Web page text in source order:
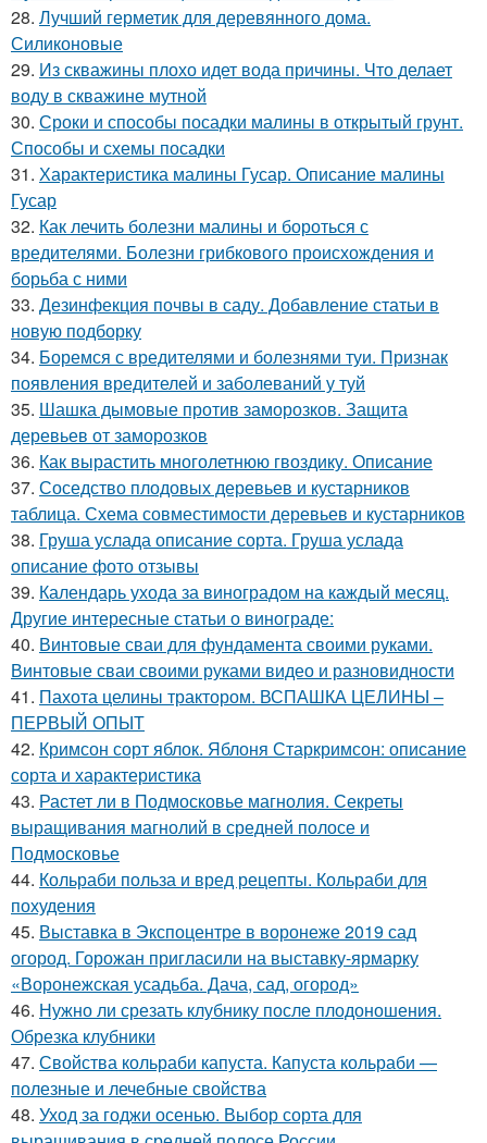
28. Лучший герметик для деревянного дома.
Силиконовые
29. Из скважины плохо идет вода причины. Что делает
воду в скважине мутной
30. Сроки и способы посадки малины в открытый грунт.
Способы и схемы посадки
31. Характеристика малины Гусар. Описание малины
Гусар
32. Как лечить болезни малины и бороться с
вредителями. Болезни грибкового происхождения и
борьба с ними
33. Дезинфекция почвы в саду. Добавление статьи в
новую подборку
34. Боремся с вредителями и болезнями туи. Признак
появления вредителей и заболеваний у туй
35. Шашка дымовые против заморозков. Защита
деревьев от заморозков
36. Как вырастить многолетнюю гвоздику. Описание
37. Соседство плодовых деревьев и кустарников
таблица. Схема совместимости деревьев и кустарников
38. Груша услада описание сорта. Груша услада
описание фото отзывы
39. Календарь ухода за виноградом на каждый месяц.
Другие интересные статьи о винограде:
40. Винтовые сваи для фундамента своими руками.
Винтовые сваи своими руками видео и разновидности
41. Пахота целины трактором. ВСПАШКА ЦЕЛИНЫ –
ПЕРВЫЙ ОПЫТ
42. Кримсон сорт яблок. Яблоня Старкримсон: описание
сорта и характеристика
43. Растет ли в Подмосковье магнолия. Секреты
выращивания магнолий в средней полосе и
Подмосковье
44. Кольраби польза и вред рецепты. Кольраби для
похудения
45. Выставка в Экспоцентре в воронеже 2019 сад
огород. Горожан пригласили на выставку-ярмарку
«Воронежская усадьба. Дача, сад, огород»
46. Нужно ли срезать клубнику после плодоношения.
Обрезка клубники
47. Свойства кольраби капуста. Капуста кольраби —
полезные и лечебные свойства
48. Уход за годжи осенью. Выбор сорта для